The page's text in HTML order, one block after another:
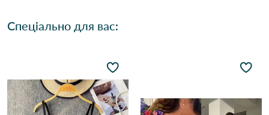
Спеціально для вас: